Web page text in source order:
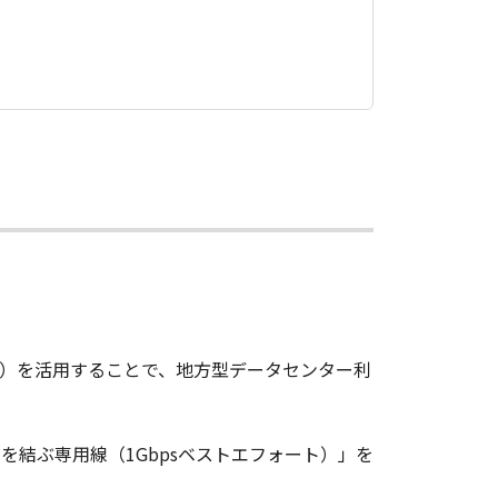
を活用することで、地方型データセンター利
結ぶ専用線（1Gbpsベストエフォート）」を